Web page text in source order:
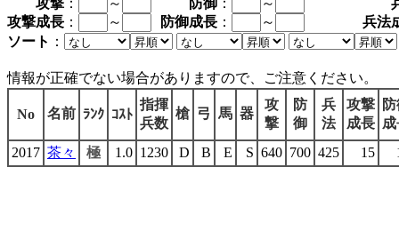
攻撃 ： ～ 防御 ： ～
攻撃成長 ： ～ 防御成長 ： ～
兵法
ソート ：
情報が正確でない場合がありますので、ご注意ください。
No 名前 ﾗﾝｸ ｺｽﾄ
指揮
兵数
槍 弓 馬 器
攻
撃
防
御
兵
法
攻撃
成長
2017 茶々 極 1.0 1230 D B E S 640 700 425 15